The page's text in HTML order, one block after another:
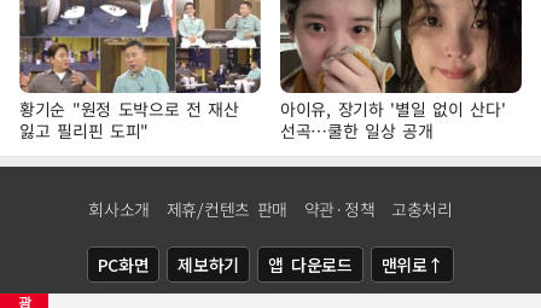
광
황기순 "원정 도박으로 전 재산
잃고 필리핀 도피"
아이유, 장기하 '별일 없이 산다'
선곡…쿨한 일상 공개
회사소개 제휴/컨텐츠 판매 약관·정책 고충처리
PC화면 제보하기 앱 다운로드 맨위로↑